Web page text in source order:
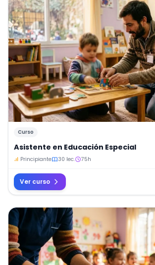
Curso
Asistente en Educación Especial
Principiante 30 lec. 75h
Ver curso